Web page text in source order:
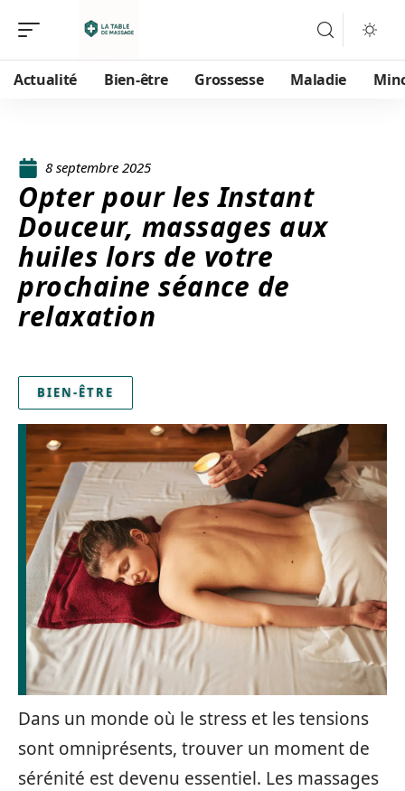
Actualité Bien-être Grossesse Maladie
8 septembre 2025
Opter pour les Instant
Douceur, massages aux
huiles lors de votre
prochaine séance de
relaxation
BIEN-ÊTRE
Dans un monde où le stress et les tensions
sont omniprésents, trouver un moment de
sérénité est devenu essentiel. Les massages